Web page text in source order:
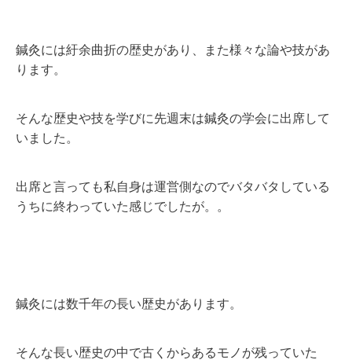
鍼灸には紆余曲折の歴史があり、また様々な論や技があ
ります。
そんな歴史や技を学びに先週末は鍼灸の学会に出席して
いました。
出席と言っても私自身は運営側なのでバタバタしている
うちに終わっていた感じでしたが。。
鍼灸には数千年の長い歴史があります。
そんな長い歴史の中で古くからあるモノが残っていた